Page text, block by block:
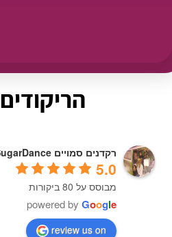
רקדנים סמויים SugarDance
5.0
מבוסס על 80 ביקורות
powered by Google
review us on